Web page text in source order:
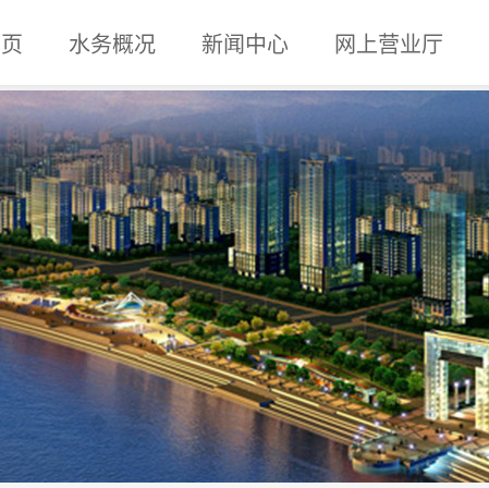
水务概况
企业概况
组织机构
内设机构
企业文化
新闻中心 网上营业厅